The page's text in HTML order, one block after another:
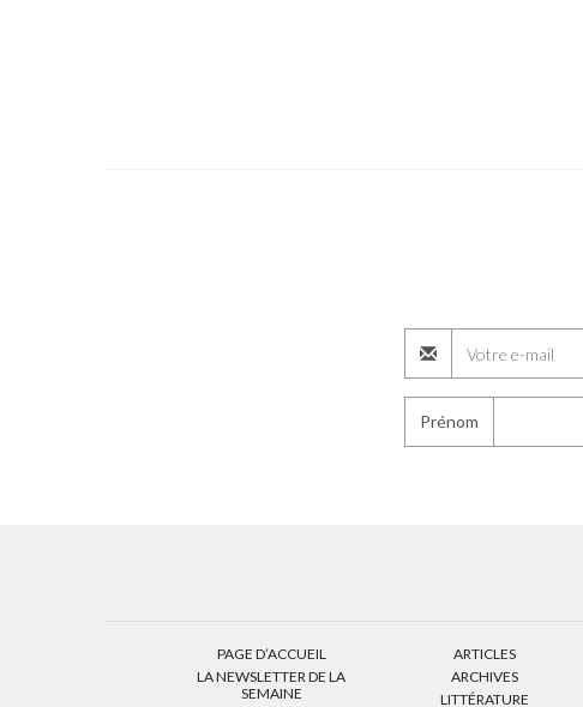
Prénom
PAGE D’ACCUEIL
LA NEWSLETTER DE LA
SEMAINE
ARTICLES
ARCHIVES
LITTÉRATURE